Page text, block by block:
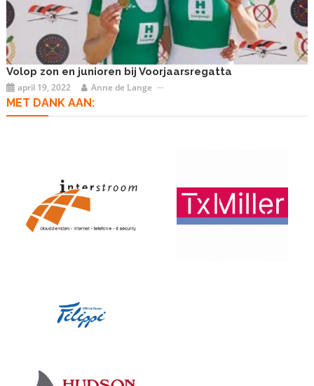
Volop zon en junioren bij Voorjaarsregatta
april 19, 2022 Anne de Lange
MET DANK AAN: